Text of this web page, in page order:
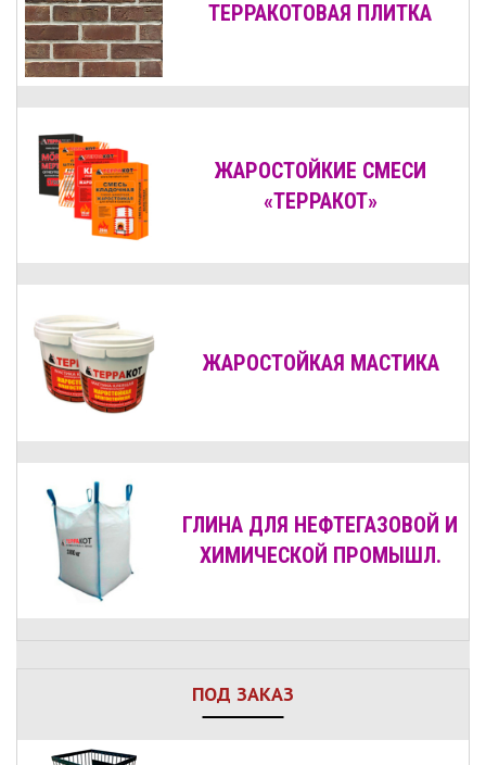
ТЕРРАКОТОВАЯ ПЛИТКА
ЖАРОСТОЙКИЕ СМЕСИ
«ТЕРРАКОТ»
ЖАРОСТОЙКАЯ МАСТИКА
ГЛИНА ДЛЯ НЕФТЕГАЗОВОЙ И
ХИМИЧЕСКОЙ ПРОМЫШЛ.
ПОД ЗАКАЗ